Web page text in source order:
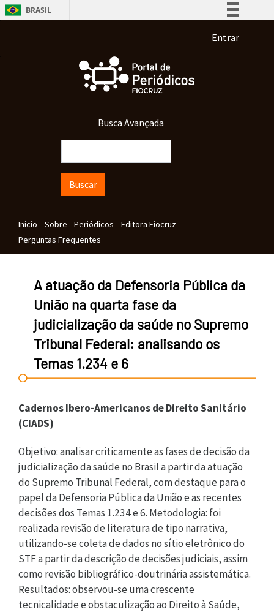
Pular para o conteúdo principal
BRASIL
Participe
Acesso à informação
Menu de
Entrar
Busca Avançada
Navegação principal
Início Sobre Periódicos
Editora Fiocruz
Perguntas Frequentes
A atuação da Defensoria Pública da
União na quarta fase da
judicialização da saúde no Supremo
Tribunal Federal: analisando os
Temas 1.234 e 6
Cadernos Ibero-Americanos de Direito Sanitário
(CIADS)
Objetivo: analisar criticamente as fases de decisão da
judicialização da saúde no Brasil a partir da atuação
do Supremo Tribunal Federal, com destaque para o
papel da Defensoria Pública da União e as recentes
decisões dos Temas 1.234 e 6. Metodologia: foi
realizada revisão de literatura de tipo narrativa,
utilizando-se coleta de dados no sítio eletrônico do
STF a partir da descrição de decisões judiciais, assim
como revisão bibliográfico-doutrinária assistemática.
Resultados: observou-se uma crescente
tecnicalidade e obstaculização ao Direito à Saúde,